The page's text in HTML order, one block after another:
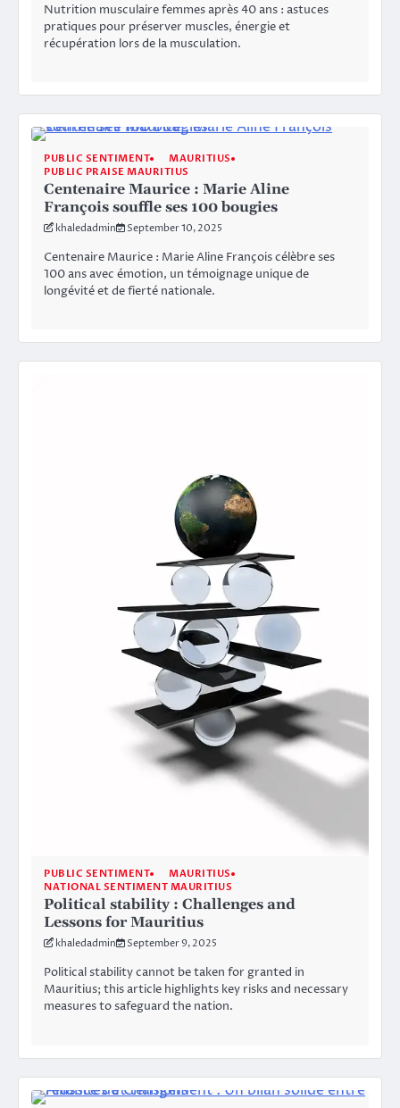
Nutrition musculaire femmes après 40 ans : astuces
pratiques pour préserver muscles, énergie et
récupération lors de la musculation.
PUBLIC SENTIMENT
MAURITIUS
PUBLIC PRAISE MAURITIUS
Centenaire Maurice : Marie Aline
François souffle ses 100 bougies
khaledadmin September 10, 2025
Centenaire Maurice : Marie Aline François célèbre ses
100 ans avec émotion, un témoignage unique de
longévité et de fierté nationale.
PUBLIC SENTIMENT
MAURITIUS
NATIONAL SENTIMENT MAURITIUS
Political stability : Challenges and
Lessons for Mauritius
khaledadmin September 9, 2025
Political stability cannot be taken for granted in
Mauritius; this article highlights key risks and necessary
measures to safeguard the nation.